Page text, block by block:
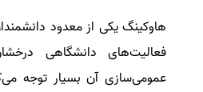
سفارش انگیزه‌نامه‌SOP
هاوکینگ یکی از معدود
فعالیت‌های دانشگاهی
عمومی‌سازی آن بسیار توجه